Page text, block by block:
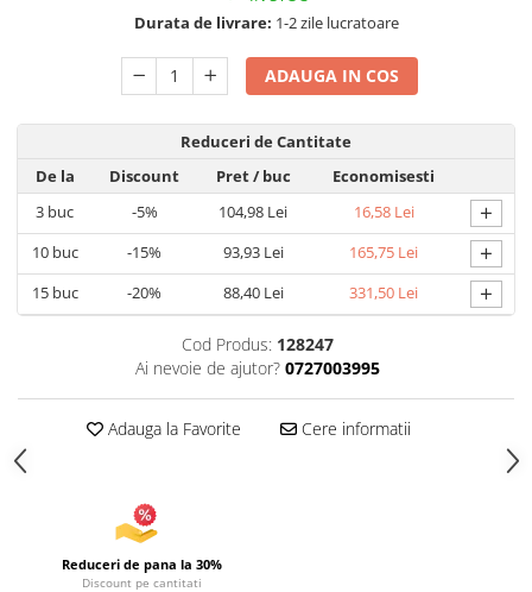
Articole pentru Gradina si Bricolaj
Articole pentru Iluminat
Corpuri de iluminat
Lampi de veghe
Transport şi Ridicat
Pelerine, Umbrele si Accesorii
Videoproiectoare
Durata de livrare: 1-2 zile lucratoare
ADAUGA IN COS
Reduceri de Cantitate
De la
Discount Pret/ buc
Economisesti
3 buc -5% 104,98 Lei 16,58 Lei +
10buc -15% 93,93 Lei 165,75 Lei +
15buc -20% 88,40 Lei 331,50 Lei +
Cod Produs: 128247
Ai nevoie de ajutor? 0727003995
Adauga la Favorite Cere informatii
Reduceri de pana la 30%
Discount pe cantitati